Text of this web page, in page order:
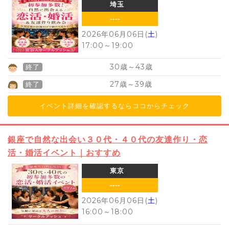
埼玉
----
2026年06月06日(土)
17:00 ～ 19:00
終了 30歳～ 43歳
終了 27歳～ 39歳
イベント詳細を確認するならココからチェック
銀座で自然な出会い３０代・４０代の友達作り・恋
活・婚活イベント｜おすすめ
東京
----
2026年06月06日(土)
16:00 ～ 18:00